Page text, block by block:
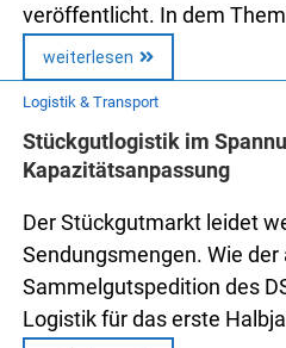
veröffentlicht. In dem
weiterlesen
Logistik & Transport
Stückgutlogistik im
Kapazitätsanpassung
Der Stückgutmarkt leidet
Sendungsmengen. Wie
Sammelgutspedition des
Logistik für das erste